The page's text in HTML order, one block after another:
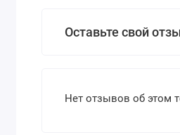
Оставьте свой
Нет отзывов об этом